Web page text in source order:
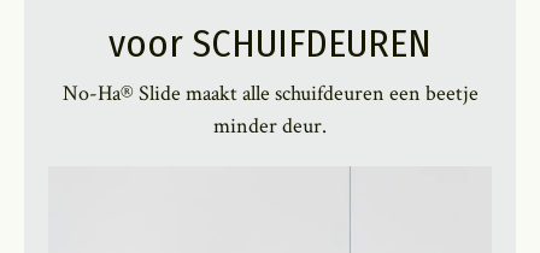
voor SCHUIFDEUREN
No-Ha® Slide maakt alle schuifdeuren een beetje
minder deur.